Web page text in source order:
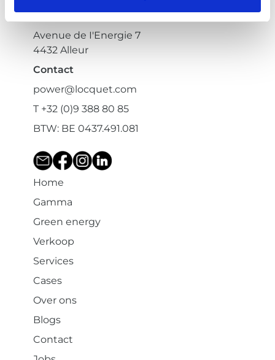
Alleur
Avenue de I'Energie 7
4432 Alleur
Contact
power@locquet.com
T +32 (0)9 388 80 85
BTW: BE 0437.491.081
Home
Gamma
Green energy
Verkoop
Services
Cases
Over ons
Blogs
Contact